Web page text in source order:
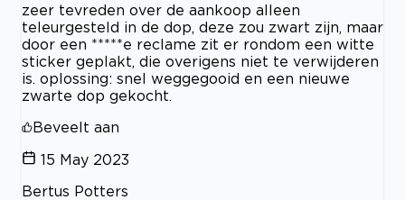
zeer tevreden over de aankoop alleen
teleurgesteld in de dop, deze zou zwart zijn, maar
door een *****e reclame zit er rondom een witte
sticker geplakt, die overigens niet te verwijderen
is. oplossing: snel weggegooid en een nieuwe
zwarte dop gekocht.
Beveelt aan
15 May 2023
Bertus Potters